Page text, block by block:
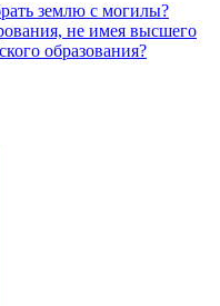
землю с могилы?
не имея высшего
образования?